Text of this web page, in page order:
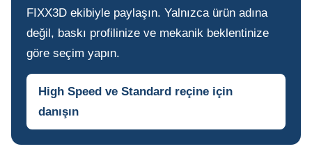
FIXX3D ekibiyle paylaşın. Yalnızca ürün adına
değil, baskı profilinize ve mekanik beklentinize
göre seçim yapın.
High Speed ve Standard reçine için
danışın